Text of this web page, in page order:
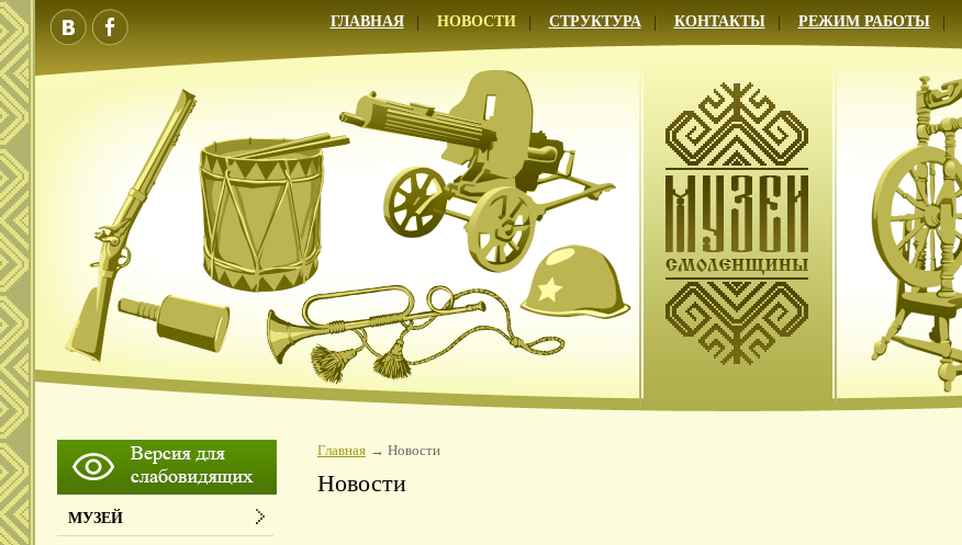
ГЛАВНАЯ НОВОСТИ СТРУКТУРА КОНТАКТЫ РЕЖИМ РАБОТЫ
Главная Новости
Новости
МУЗЕЙ